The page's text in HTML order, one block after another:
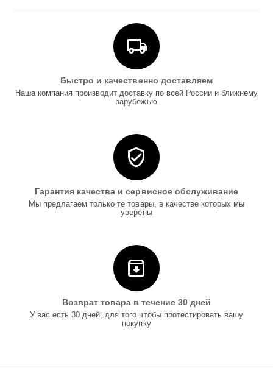
Быстро и качественно доставляем
Наша компания производит доставку по всей России и ближнему
зарубежью
Гарантия качества и сервисное обслуживание
Мы предлагаем только те товары, в качестве которых мы
уверены
Возврат товара в течение 30 дней
У вас есть 30 дней, для того чтобы протестировать вашу
покупку